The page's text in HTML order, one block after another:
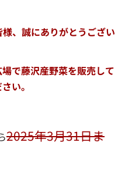
、誠にありがとうござい
で藤沢産野菜を販売して
い。
2025年3月31日ま